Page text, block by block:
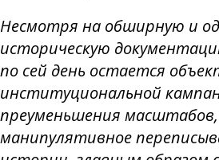
Несмотря на обширную и
историческую
по сей день остается
институциональной
преуменьшения
манипулятивное